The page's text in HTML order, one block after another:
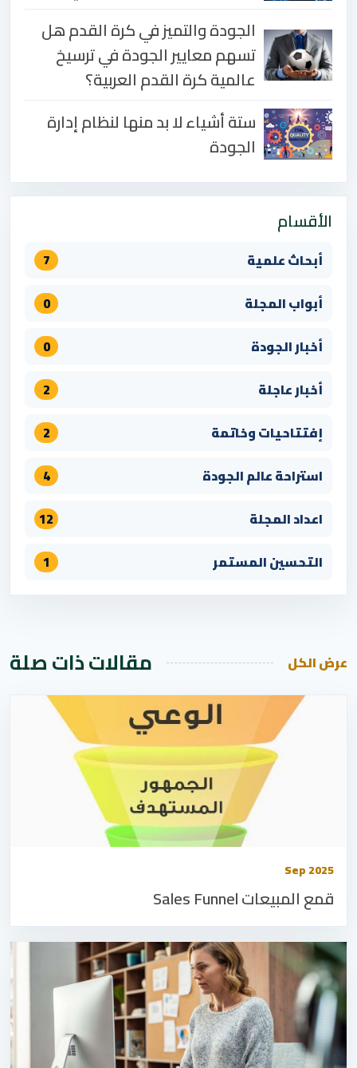
الجودة والتميز في كرة القدم هل
تسهم معايير الجودة في ترسيخ
عالمية كرة القدم العربية؟
ستة أشياء لا بد منها لنظام إدارة
الجودة
الأقسام
أبحاث علمية
7
أبواب المجلة
0
أخبار الجودة
0
أخبار عاجلة
2
إفتتاحيات وخاتمة
2
استراحة عالم الجودة
4
اعداد المجلة
12
التحسين المستمر
1
عرض الكل مقالات ذات صلة
Sep 2025
قمع المبيعات Sales Funnel